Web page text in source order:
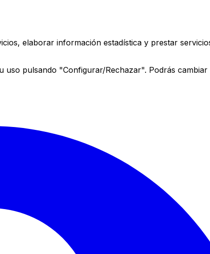
elaborar información estadística y prestar
pulsando "Configurar/Rechazar". Podrás